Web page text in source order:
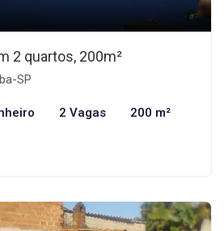
2 quartos, 200m²
SP
2 Vagas 200 m²